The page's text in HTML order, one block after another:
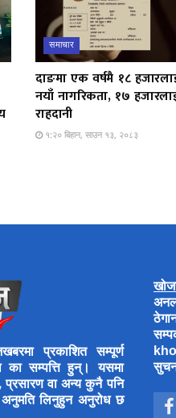
समाचार
दाङमा एक वर्षमै १८
नयाँ नागरिकता, १७
राहदानी
१:२० बिहान, साउन १३, २०८३
प्रकाशित सम्पूर्ण
का सम्पत्ति हुन्। यसमा
प्रसारण वा अन्य कुनै पनि
अनुमति लिनुहुन अनुरोध छ